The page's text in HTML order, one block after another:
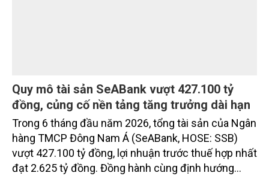
Quy mô tài sản SeABank vượt 427.100 tỷ
đồng, củng cố nền tảng tăng trưởng dài hạn
Trong 6 tháng đầu năm 2026, tổng tài sản của Ngân
hàng TMCP Đông Nam Á (SeABank, HOSE: SSB)
vượt 427.100 tỷ đồng, lợi nhuận trước thuế hợp nhất
đạt 2.625 tỷ đồng. Đồng hành cùng định hướng